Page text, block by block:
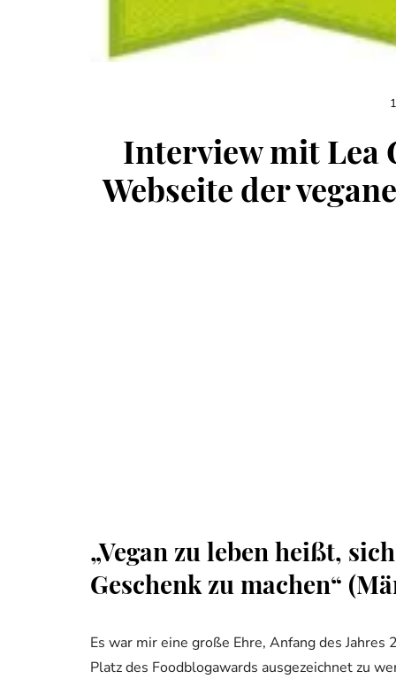
Interview mit Lea
Webseite der
„Vegan zu leben heißt,
Geschenk zu machen“
Es war mir eine große Ehre, Anfang des Jahres
Platz des Foodblogawards ausgezeichnet zu